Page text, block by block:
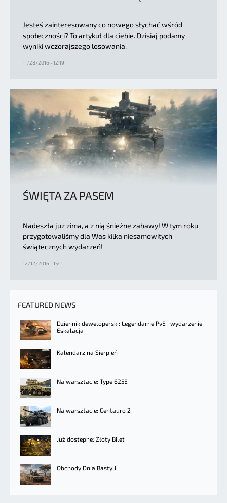
Jesteś zainteresowany co nowego słychać wśród
społeczności? To artykuł dla ciebie. Dzisiaj podamy
wyniki wczorajszego losowania.
11/28/2016 - 12:19
ŚWIĘTA ZA PASEM
Nadeszła już zima, a z nią śnieżne zabawy! W tym roku
przygotowaliśmy dla Was kilka niesamowitych
świątecznych wydarzeń!
12/12/2016 - 15:11
FEATURED NEWS
Dziennik deweloperski: Legendarne PvE i wydarzenie
Eskalacja
Kalendarz na Sierpień
Na warsztacie: Type 625E
Na warsztacie: Centauro 2
Już dostępne: Złoty Bilet
Obchody Dnia Bastylii